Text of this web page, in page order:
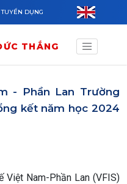
TUYỂN DỤNG
THẮNG
- Phần Lan Trường
kết năm học 2024
Việt Nam-Phần Lan (VFIS)